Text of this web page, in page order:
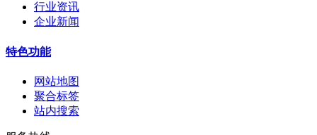
行业资讯
企业新闻
特色功能
网站地图
聚合标签
站内搜索